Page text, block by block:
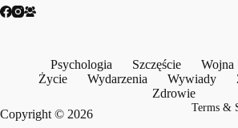
Psychologia Szczęście Wojna
Życie
Wydarzenia Wywiady
Zdrowie
Copyright © 2026
Terms &